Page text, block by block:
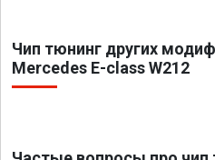
Чип тюнинг других
Mercedes E-class W212